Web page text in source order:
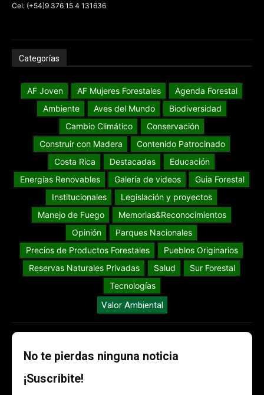
Cel: (+54)9 376 15 4 131636
Categorías
AF Joven AF Mujeres Forestales
Agenda Forestal
Ambiente
Aves del Mundo
Biodiversidad
Cambio Climático
Conservación
Construir con Madera
Contenido Patrocinado
Costa Rica
Destacadas
Educación
Energías Renovables
Galería de videos
Guia Forestal
Institucionales
Legislación y proyectos
Manejo de Fuego
Memorias&Reconocimientos
Opinión
Parques Nacionales
Precios de Productos Forestales
Pueblos Originarios
Reservas Naturales Privadas
Salud
Sur Forestal
Tecnologías
Valor Ambiental
No te pierdas ninguna noticia
¡Suscribite!